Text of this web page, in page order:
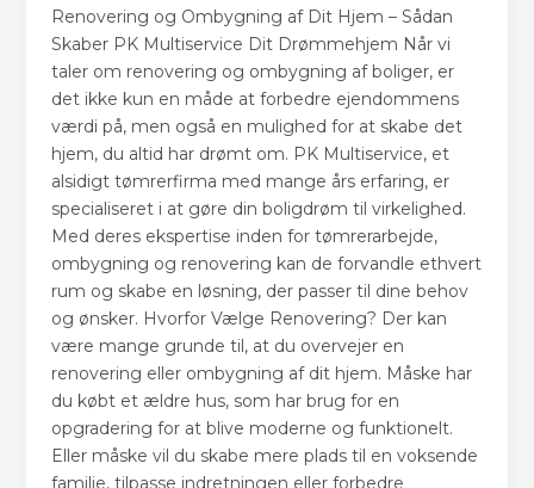
Renovering og Ombygning af Dit Hjem – Sådan
Skaber PK Multiservice Dit Drømmehjem Når vi
taler om renovering og ombygning af boliger, er
det ikke kun en måde at forbedre ejendommens
værdi på, men også en mulighed for at skabe det
hjem, du altid har drømt om. PK Multiservice, et
alsidigt tømrerfirma med mange års erfaring, er
specialiseret i at gøre din boligdrøm til virkelighed.
Med deres ekspertise inden for tømrerarbejde,
ombygning og renovering kan de forvandle ethvert
rum og skabe en løsning, der passer til dine behov
og ønsker. Hvorfor Vælge Renovering? Der kan
være mange grunde til, at du overvejer en
renovering eller ombygning af dit hjem. Måske har
du købt et ældre hus, som har brug for en
opgradering for at blive moderne og funktionelt.
Eller måske vil du skabe mere plads til en voksende
familie, tilpasse indretningen eller forbedre
af
dit
hjem